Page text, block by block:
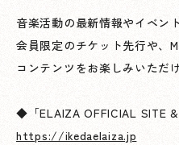
音楽活動の最新情報やイベン
会員限定のチケット先行や、
コンテンツをお楽しみいただ
◆「ELAIZA OFFICIAL SITE &
https://ikedaelaiza.jp